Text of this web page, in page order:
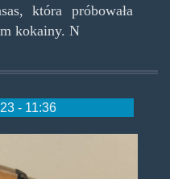
która próbowała
kokainy. N
- 11:36